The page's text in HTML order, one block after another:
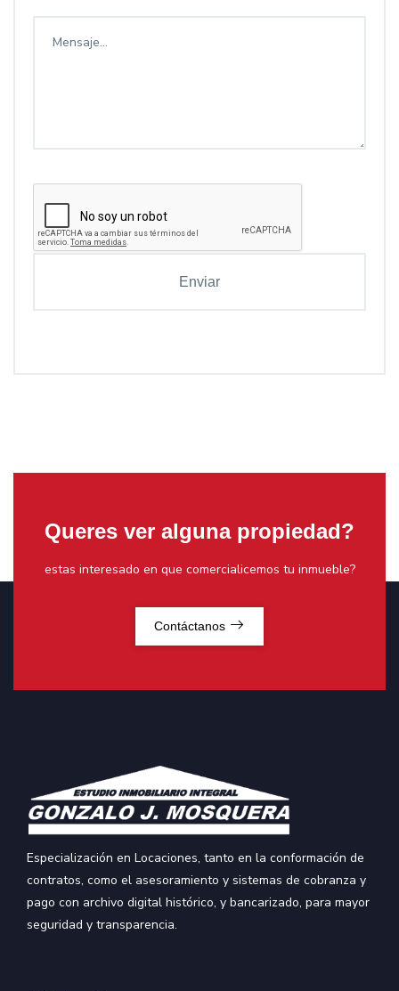
Queres ver alguna propiedad?
estas interesado en que comercialicemos tu inmueble?
Contáctanos
Especialización en Locaciones, tanto en la conformación de
contratos, como el asesoramiento y sistemas de cobranza y
pago con archivo digital histórico, y bancarizado, para mayor
seguridad y transparencia.